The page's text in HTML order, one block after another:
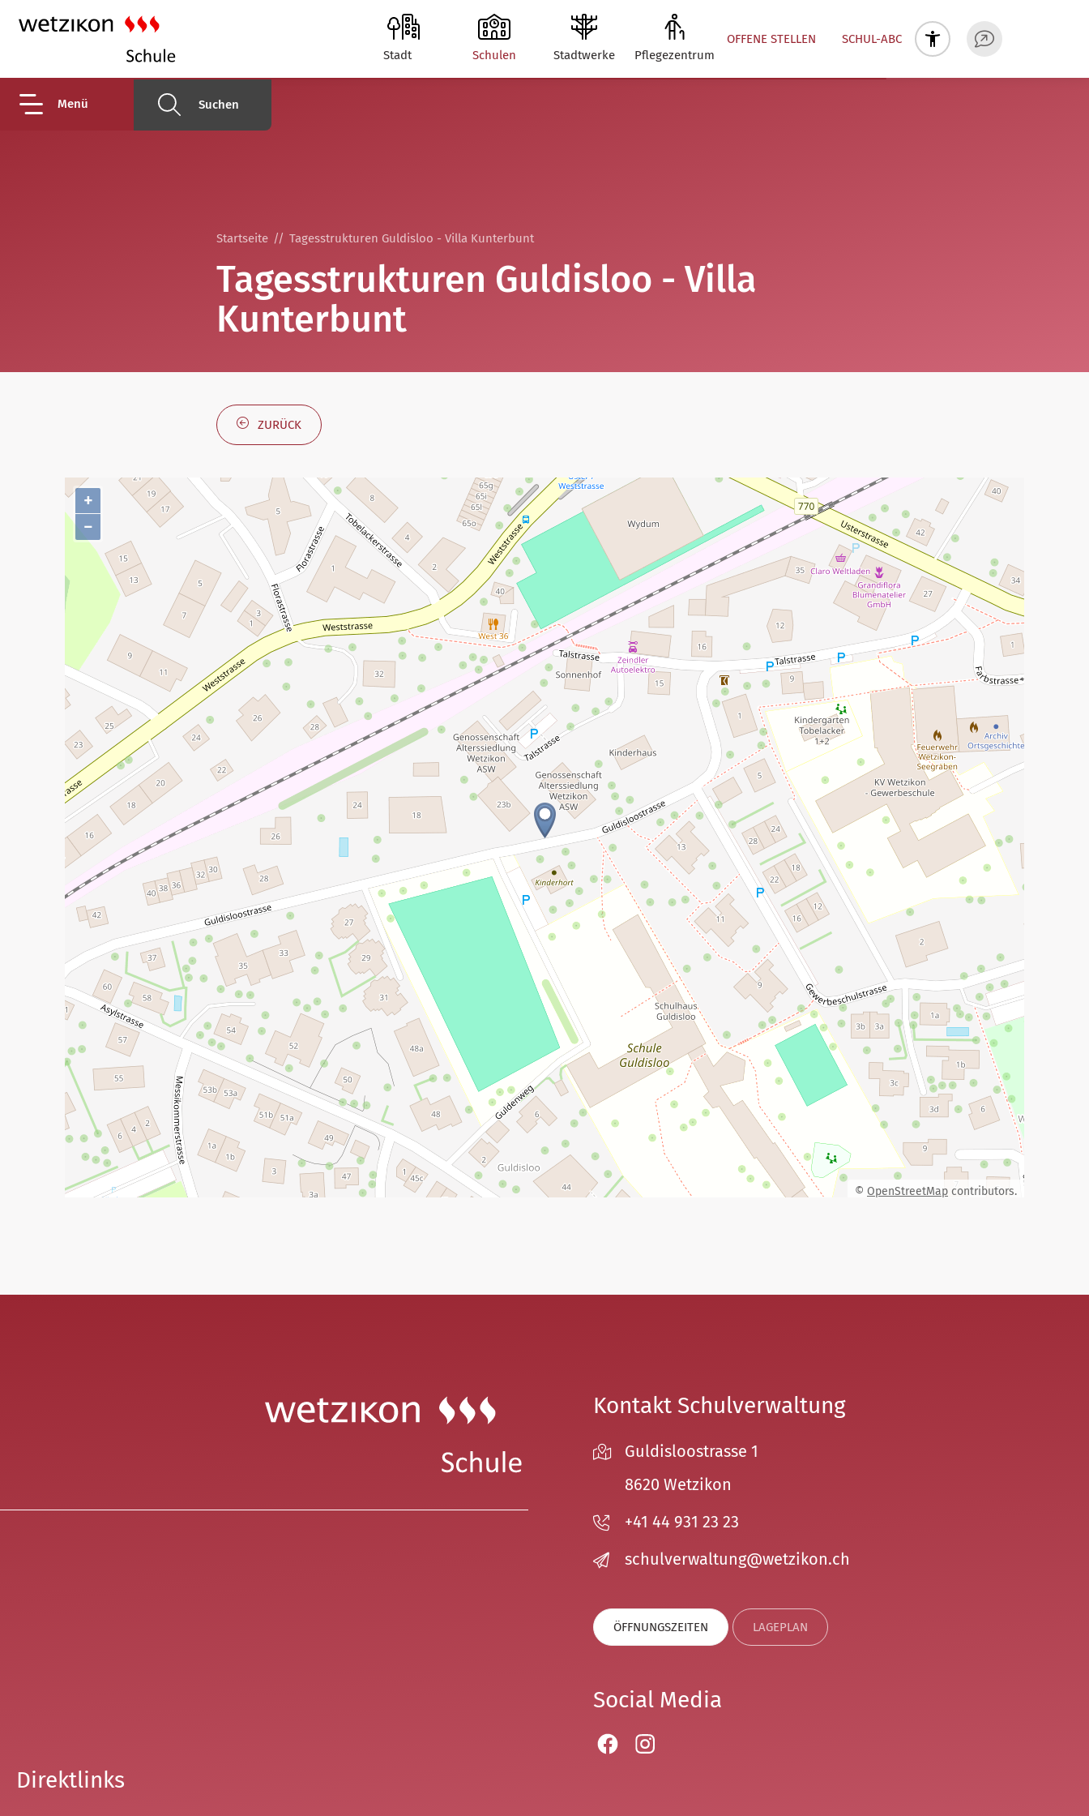
Menü Suchen
OFFENE STELLEN
SCHUL-ABC
Stadt
Schulen Stadtwerke Pflegezentrum
Startseite Tagesstrukturen Guldisloo - Villa Kunterbunt
Tagesstrukturen Guldisloo - Villa
Kunterbunt
ZURÜCK
+
−
© OpenStreetMap contributors.
Kontakt Schulverwaltung
Guldisloostrasse 1
8620 Wetzikon
+41 44 931 23 23
sch
lv rw lt ng w tz k n ch
ÖFFNUNGSZEITEN LAGEPLAN
Social Media
Direktlinks